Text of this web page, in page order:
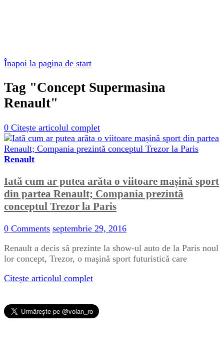
Înapoi la pagina de start
Tag "Concept Supermasina
Renault"
0 Citește articolul complet
Renault
Iată cum ar putea arăta o viitoare mașină sport
din partea Renault; Compania prezintă
conceptul Trezor la Paris
0 Comments septembrie 29, 2016
Renault a decis să prezinte la show-ul auto de la Paris noul
lor concept, Trezor, o maşină sport futuristică care
Citește articolul complet